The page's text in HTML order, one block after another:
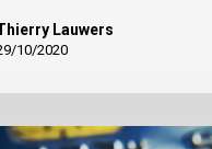
Lauwers
10/2020